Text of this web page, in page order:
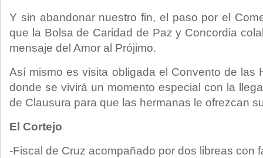
Y sin abandonar nuestro fin, el paso por el
que la Bolsa de Caridad de Paz y Concordia
mensaje del Amor al Prójimo.
Así mismo es visita obligada el Convento de las
donde se vivirá un momento especial con la
de Clausura para que las hermanas le ofrezcan
El Cortejo
-Fiscal de Cruz acompañado por dos libreas con